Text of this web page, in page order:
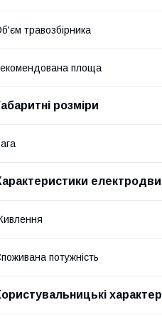
травозбірника
площа
розміри
потужність